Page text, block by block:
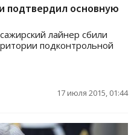
подтвердил основную
лайнер сбили
подконтрольной
17 июля 2015, 01:44